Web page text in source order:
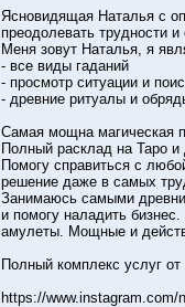
Ясновидящая Наталья с
преодолевать трудности
Меня зовут Наталья, я
- все виды гаданий
- просмотр ситуации и
- древние ритуалы и
Самая мощна магическая
Полный расклад на Таро и
Помогу справиться с
решение даже в самых
Занимаюсь самыми
и помогу наладить
амулеты. Мощные и
Полный комплекс услуг
https://www.instagram.com/